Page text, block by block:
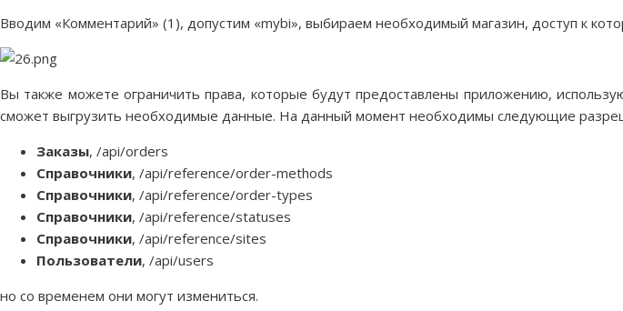
Вводим «Комментарий» (1), допустим «mybi», выбираем необходимый магазин, доступ к
Вы также можете ограничить права, которые будут предоставлены приложению,
сможет выгрузить необходимые данные. На данный момент необходимы следующие
Заказы, /api/orders
Справочники, /api/reference/order-methods
Справочники, /api/reference/order-types
Справочники, /api/reference/statuses
Справочники, /api/reference/sites
Пользователи, /api/users
но со временем они могут измениться.